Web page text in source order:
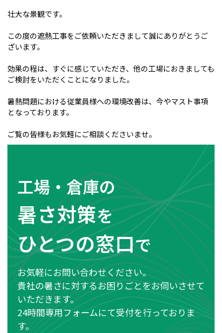
壮大な景観です。
この度の遮熱工事をご依頼いただきまして誠にありがとうご
ざいます。
効果の程は、すぐに感じていただき、他の工場におきましても
ご検討をいただくことになりました。
暑熱問題における従業員様への環境改善は、今やマスト事項
となっております。
ご覧の皆様もお気軽にご相談くださいませ。
工場・倉庫の
暑さ対策を
ひとつの窓口で
お気軽にお問い合わせください。
貴社の暑さに対するお困りごとをお伺いさせて
いただきます。
24時間専用フォームにて受付を行っておりま
す。